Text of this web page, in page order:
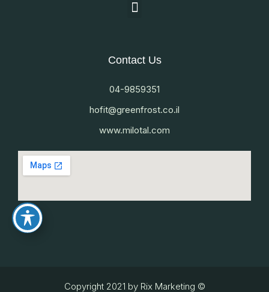
Contact Us
04-9859351
www.milotal.com
© Copyright 2021 by Rix Marketing